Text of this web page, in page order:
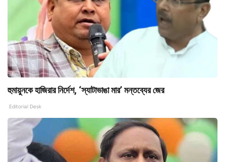
হুমায়ুনকে হাজিরার নির্দেশ, ‘স্যাটাভাঙা মার’ মন্তব্যের জের
Editorial Desk